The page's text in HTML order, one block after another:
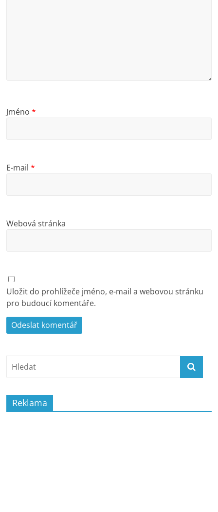
Jméno*
E-mail*
Webová stránka
Uložit do prohlížeče jméno, e-mail a webovou stránku
pro budoucí komentáře.
Reklama